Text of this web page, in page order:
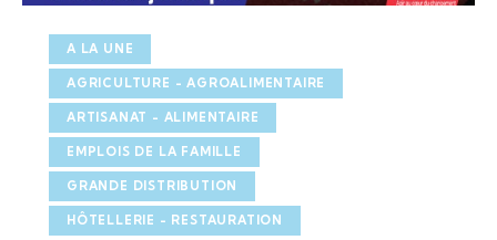
A LA UNE
AGRICULTURE - AGROALIMENTAIRE
ARTISANAT - ALIMENTAIRE
EMPLOIS DE LA FAMILLE
GRANDE DISTRIBUTION
HÔTELLERIE - RESTAURATION